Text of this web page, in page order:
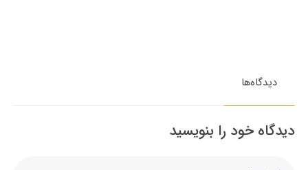
دیدگاه‌ها
دیدگاه خود را بنویسید